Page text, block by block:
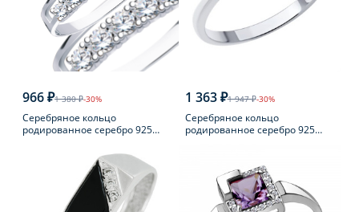
966 ₽1 380 ₽-30%
Серебряное кольцо
родированное серебро 925
1 363 ₽1 947 ₽-30%
Серебряное кольцо
родированное серебро 925